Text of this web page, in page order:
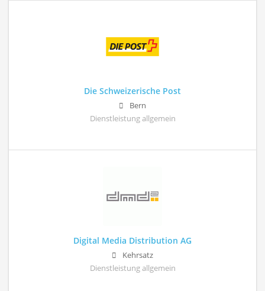
Die Schweizerische Post
Bern
Dienstleistung allgemein
Digital Media Distribution AG
Kehrsatz
Dienstleistung allgemein